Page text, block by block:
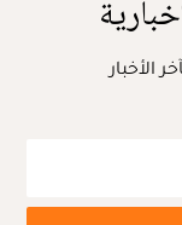
الأخبار